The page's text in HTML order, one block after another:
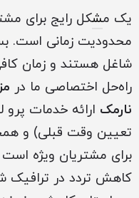
یک مشکل رایج برای
محدودیت زمانی است.
شاغل هستند و زمان
راه‌حل اختصاصی ما در
نارمک ارائه خدمات پرو
تعیین وقت قبلی) و
برای مشتریان ویژه
کاهش تردد در ترافیک